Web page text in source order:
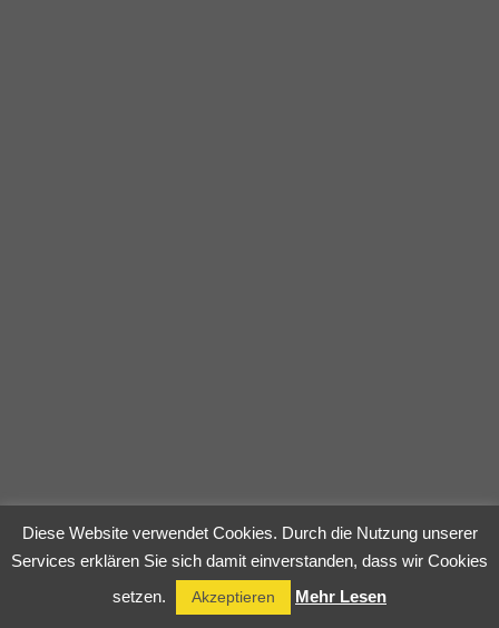
Diese Website verwendet Cookies. Durch die Nutzung unserer
Services erklären Sie sich damit einverstanden, dass wir Cookies
setzen.
Akzeptieren Mehr Lesen